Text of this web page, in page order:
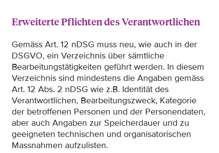
Erweiterte Pflichten des Verantwortlichen
Gemäss Art. 12 nDSG muss neu, wie auch in der
DSGVO, ein Verzeichnis über sämtliche
Bearbeitungstätigkeiten geführt werden. In diesem
Verzeichnis sind mindestens die Angaben gemäss
Art. 12 Abs. 2 nDSG wie z.B. Identität des
Verantwortlichen, Bearbeitungszweck, Kategorie
der betroffenen Personen und der Personendaten,
aber auch Angaben zur Speicherdauer und zu
geeigneten technischen und organisatorischen
Massnahmen aufzulisten.